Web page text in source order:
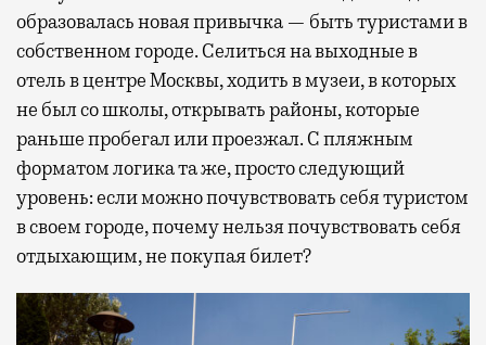
образовалась новая привычка — быть туристами в
собственном городе. Селиться на выходные в
отель в центре Москвы, ходить в музеи, в которых
не был со школы, открывать районы, которые
раньше пробегал или проезжал. С пляжным
форматом логика та же, просто следующий
уровень: если можно почувствовать себя туристом
в своем городе, почему нельзя почувствовать себя
отдыхающим, не покупая билет?